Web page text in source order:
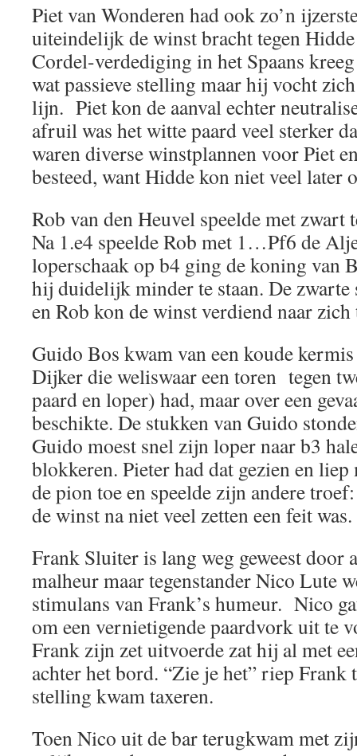
Piet van Wonderen had ook zo’n
uiteindelijk de winst bracht tegen
Cordel-verdediging in het Spaans
wat passieve stelling maar hij vocht
lijn. Piet kon de aanval echter
afruil was het witte paard veel sterker
waren diverse winstplannen voor Piet
besteed, want Hidde kon niet veel later
Rob van den Heuvel speelde met
Na 1.e4 speelde Rob met 1…Pf6 de
loperschaak op b4 ging de koning van
hij duidelijk minder te staan. De zwarte
en Rob kon de winst verdiend naar
Guido Bos kwam van een koude
Dijker die weliswaar een toren tegen
paard en loper) had, maar over een
beschikte. De stukken van Guido
Guido moest snel zijn loper naar b3
blokkeren. Pieter had dat gezien en
de pion toe en speelde zijn andere
de winst na niet veel zetten een feit
Frank Sluiter is lang weg geweest door
malheur maar tegenstander Nico Lute
stimulans van Frank’s humeur. Nico
om een vernietigende paardvork uit te
Frank zijn zet uitvoerde zat hij al met
achter het bord. “Zie je het” riep Frank
stelling kwam taxeren.
Toen Nico uit de bar terugkwam met